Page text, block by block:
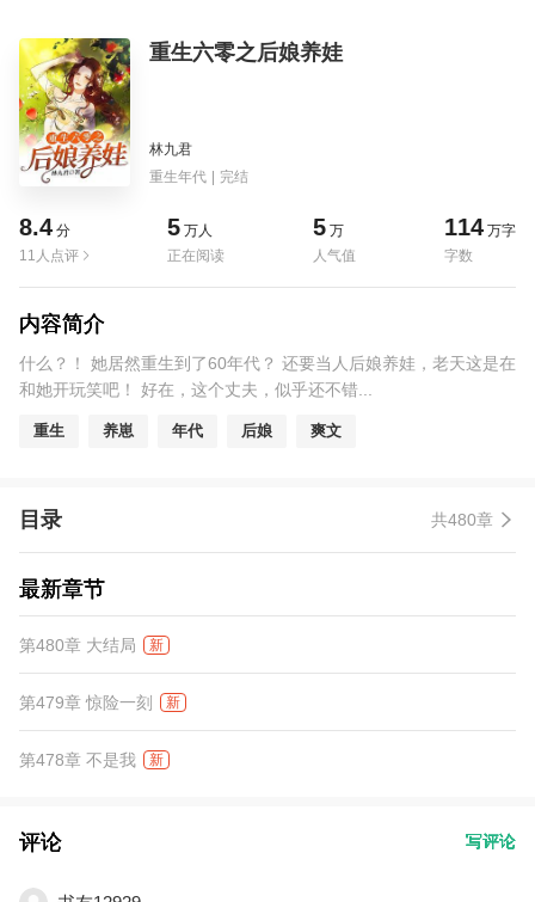
重生六零之后娘养娃
林九君
重生年代 | 完结
8.4 分
11人点评
5 万人
正在阅读
5 万
人气值
114 万字
字数
内容简介
什么？！ 她居然重生到了60年代？ 还要当人后娘养娃，老天这是在
和她开玩笑吧！ 好在，这个丈夫，似乎还不错...
重生 养崽 年代 后娘 爽文
目录 共480章
最新章节
第480章 大结局 新
第479章 惊险一刻 新
第478章 不是我 新
评论 写评论